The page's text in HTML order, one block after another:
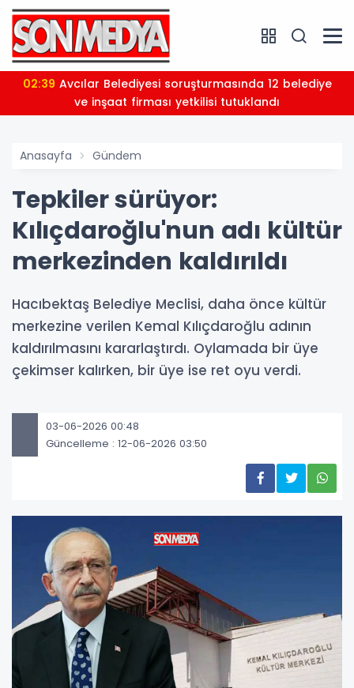
02:39
ve inşaat firması yetkilisi tutuklandı
Anasayfa Gündem
Tepkiler sürüyor:
Kılıçdaroğlu'nun adı kültür
merkezinden kaldırıldı
Hacıbektaş Belediye Meclisi, daha önce kültür
merkezine verilen Kemal Kılıçdaroğlu adının
kaldırılmasını kararlaştırdı. Oylamada bir üye
çekimser kalırken, bir üye ise ret oyu verdi.
03-06-2026 00:48
Güncelleme : 12-06-2026 03:50